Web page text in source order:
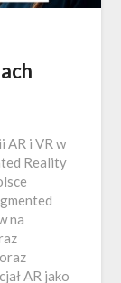
AR i VR w
Reality
na
AR jako